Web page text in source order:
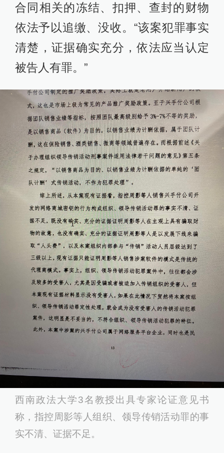
合同相关的冻结、扣押、查封的财物
依法予以追缴、没收。“该案犯罪事实
清楚，证据确实充分，依法应当认定
被告人有罪。”
西南政法大学3名教授出具专家论证意见书
称，指控周影等人组织、领导传销活动罪的事
实不清、证据不足。